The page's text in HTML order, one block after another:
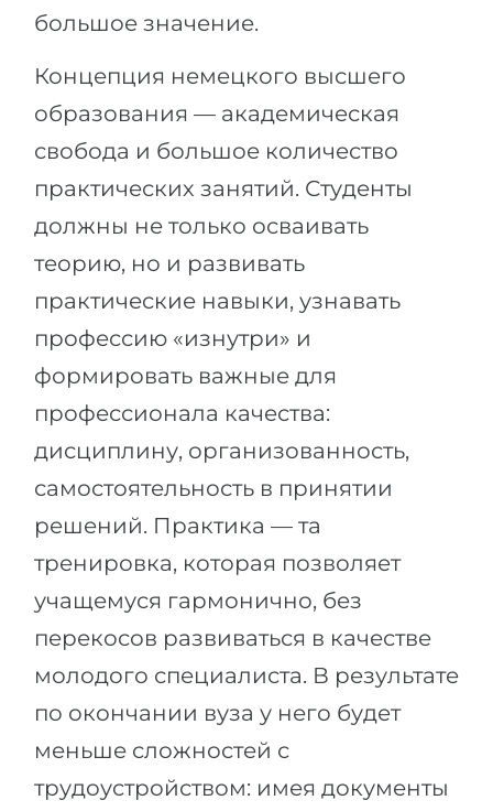
большое значение.
Концепция немецкого высшего
образования — академическая
свобода и большое количество
практических занятий. Студенты
должны не только осваивать
теорию, но и развивать
практические навыки, узнавать
профессию «изнутри» и
формировать важные для
профессионала качества:
дисциплину, организованность,
самостоятельность в принятии
решений. Практика — та
тренировка, которая позволяет
учащемуся гармонично, без
перекосов развиваться в качестве
молодого специалиста. В результате
по окончании вуза у него будет
меньше сложностей с
трудоустройством: имея документы